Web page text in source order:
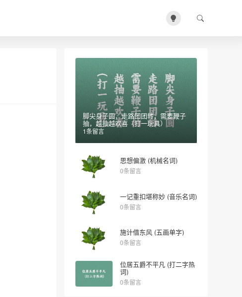
脚尖身子圆，走路团团转，需要鞭子
抽，越抽越欢喜（打一玩具）
1条留言
思想偏激 (机械名词)
0条留言
一记重扣堪称妙 (音乐名词)
0条留言
施计借东风 (五画单字)
0条留言
位居五爵不平凡 (打二字热
词)
0条留言